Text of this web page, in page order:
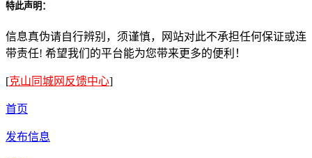
特此声明：
信息真伪请自行辨别，须谨慎，网站对此不承担任何保证或连
带责任! 希望我们的平台能为您带来更多的便利！
[克山同城网反馈中心]
首页
发布信息